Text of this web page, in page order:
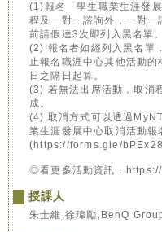
(1)報名「學生職業生涯發
程及一對一諮詢外，一對
前請假達3次即列入黑名單。
(2) 報名者如經列入黑名單
止報名職涯中心其他活動
日之隔日起算。
(3) 若無法出席活動，取消
成。
(4) 取消方式可以透過
業生涯發展中心取消活動報
(https://forms.gle/
◎看更多活動資訊：
授課人
朱士維,徐瑋勵,BenQ